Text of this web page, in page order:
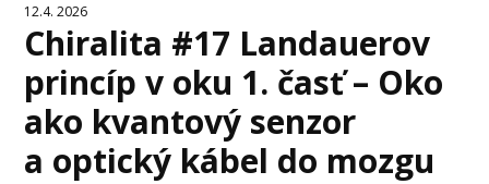
12.4. 2026
Chiralita #17 Landauerov
princíp v oku 1. časť – Oko
ako kvantový senzor
a optický kábel do mozgu